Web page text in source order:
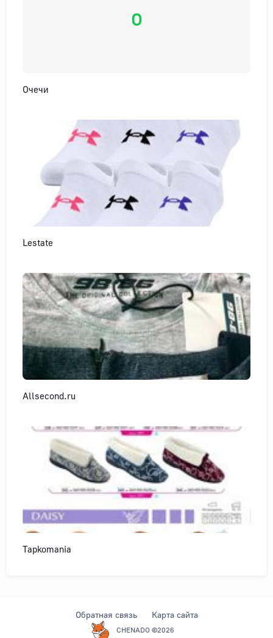
О
Очечи
Lestate
Allsecond.ru
Tapkomania
CHENADO ©2026
Обратная связь Карта сайта